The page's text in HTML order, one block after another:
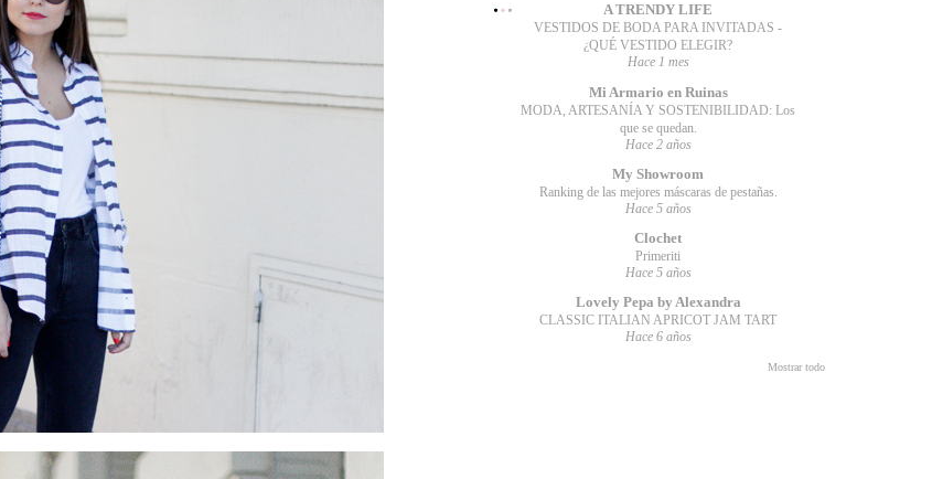
A TRENDY LIFE
VESTIDOS DE BODA PARA INVITADAS -
¿QUÉ VESTIDO ELEGIR?
Hace 1 mes
Mi Armario en Ruinas
MODA, ARTESANÍA Y SOSTENIBILIDAD: Los
que se quedan.
Hace 2 años
My Showroom
Ranking de las mejores máscaras de pestañas.
Hace 5 años
Clochet
Primeriti
Hace 5 años
Lovely Pepa by Alexandra
CLASSIC ITALIAN APRICOT JAM TART
Hace 6 años
Mostrar todo